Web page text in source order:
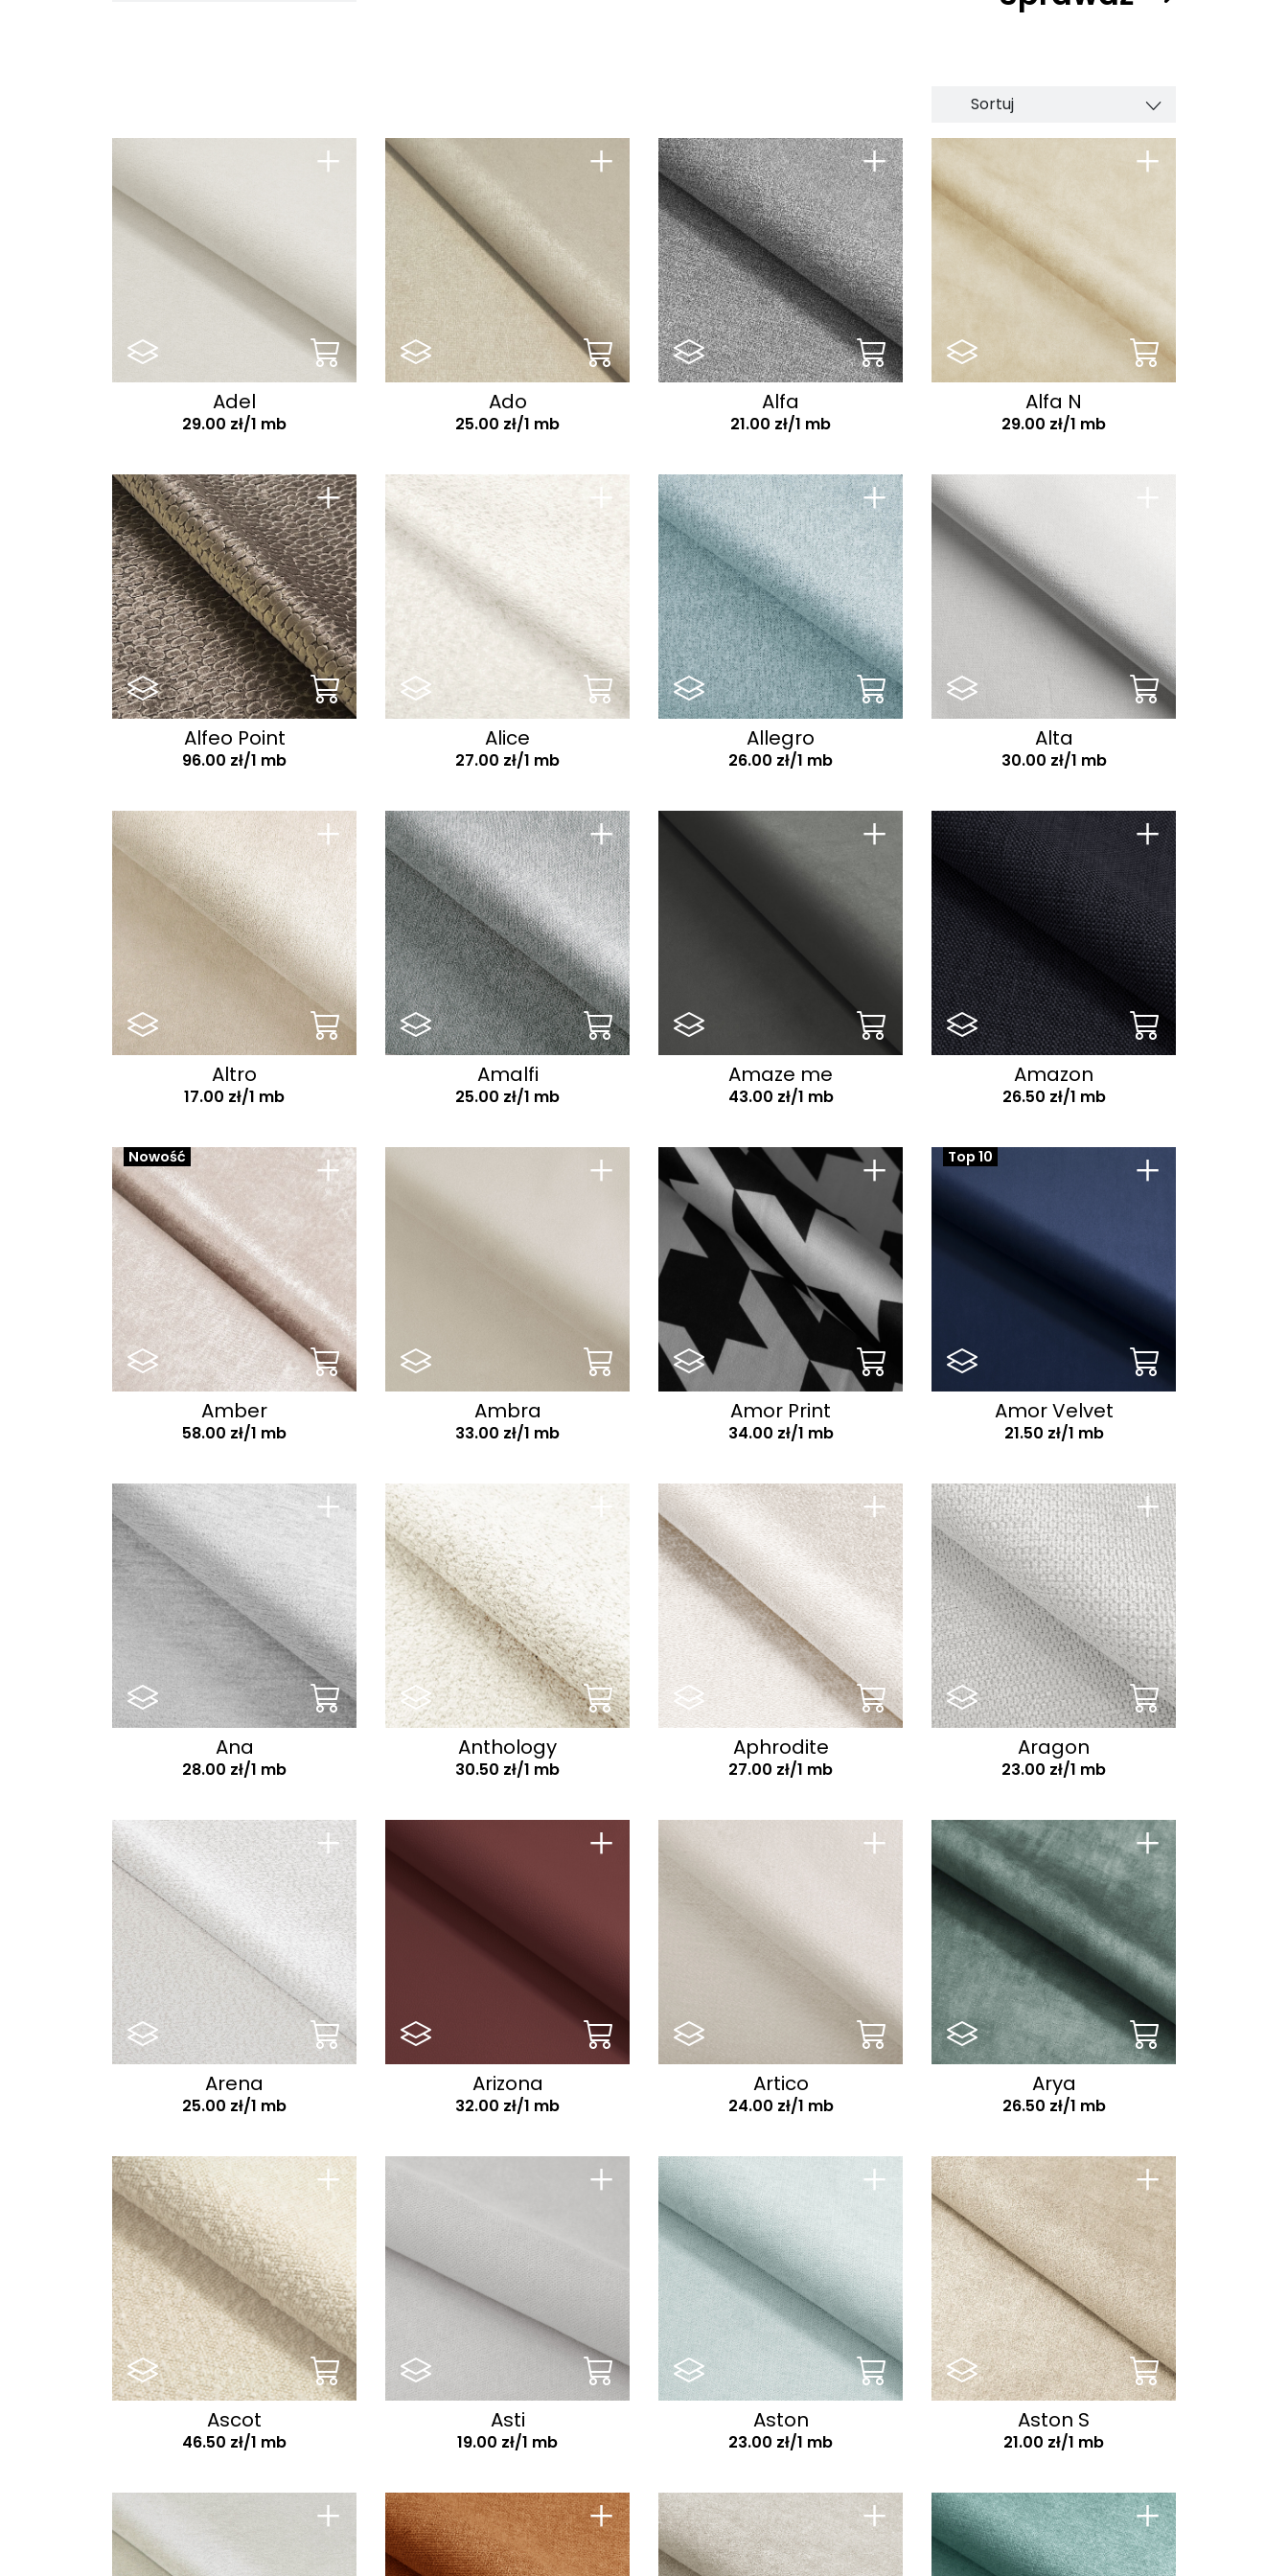
Altro
Amalfi
Amaze me
Ambra
Amor Print
Amor Velvet
Anthology
Aphrodite
Aragon
Arena
Arizona
Artico
Arya
Ascot
Aston S
Aurora
Austin
Avanti
Azure
Babel
Bali
Bangkok
Bea
Belfast
Bellini
Benito
Berg
Beri
Best
Bluvel
Bolti
Bonito
Boss
Boston
Brad
Braga
Brando
Breda
Brego
Brooklyn
Bruno
Bruno Check
Bubble
Cablo
Caldo
Camelia
Carino
Carla
Carlo
Casa
Castel
Catch me
Centauri
Chanel
Chester
Chivas
City
Cloud
Strukturalne
Szenil
Sztruks
Tkanina zasłonowe
Velvet
Można prać
Nie zawiera
niebezpiecznych
substancji
Odporna na warunki
atmosferyczne
Odporna na wodę
basenową i morską
Odporna na
Odporne na
Oeko-tex
Pranie ręczne
Subtelnie miękkie
Trudnopalne
Sortuj
+
Adel
29.00 zł/1 mb
+
Ado
25.00 zł/1 mb
+
Alfa
21.00 zł/1 mb
+
Alfa N
29.00 zł/1 mb
+
Alfeo Point
96.00 zł/1 mb
+
Alice
27.00 zł/1 mb
+
Allegro
26.00 zł/1 mb
+
Alta
30.00 zł/1 mb
+
Altro
17.00 zł/1 mb
+
Amalfi
25.00 zł/1 mb
+
Amaze me
43.00 zł/1 mb
+
Amazon
26.50 zł/1 mb
+
Nowość
Amber
58.00 zł/1 mb
+
Ambra
33.00 zł/1 mb
+
Amor Print
34.00 zł/1 mb
+
Top 10
Amor Velvet
21.50 zł/1 mb
+
Ana
28.00 zł/1 mb
+
Anthology
30.50 zł/1 mb
+
Aphrodite
27.00 zł/1 mb
+
Aragon
23.00 zł/1 mb
+
Arena
25.00 zł/1 mb
+
Arizona
32.00 zł/1 mb
+
Artico
24.00 zł/1 mb
+
Arya
26.50 zł/1 mb
+
Ascot
46.50 zł/1 mb
+
Asti
19.00 zł/1 mb
+
Aston
23.00 zł/1 mb
+
Aston S
21.00 zł/1 mb
+ + + +